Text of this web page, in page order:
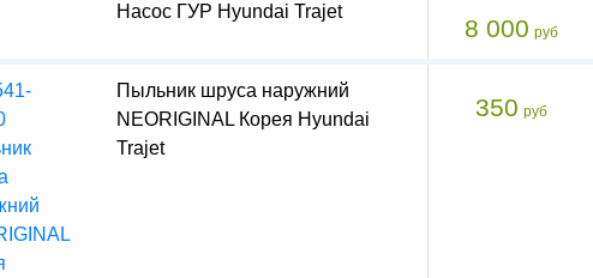
Насос ГУР Hyundai Trajet
8 000 руб
Пыльник шруса наружний
NEORIGINAL Корея Hyundai
Trajet
350 руб